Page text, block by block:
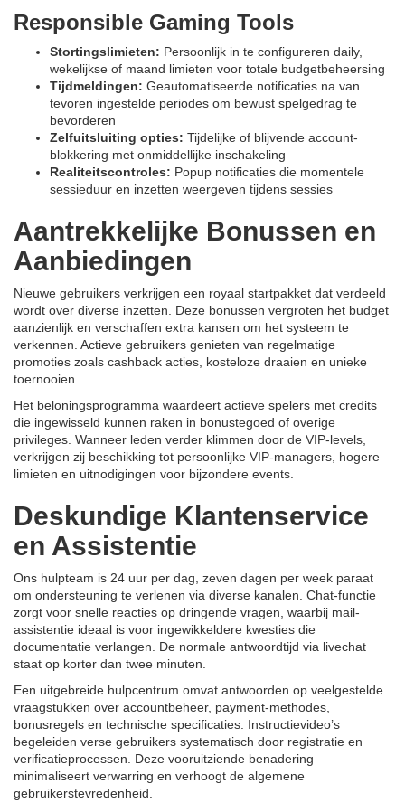
Responsible Gaming Tools
Stortingslimieten: Persoonlijk in te configureren daily,
wekelijkse of maand limieten voor totale budgetbeheersing
Tijdmeldingen: Geautomatiseerde notificaties na van
tevoren ingestelde periodes om bewust spelgedrag te
bevorderen
Zelfuitsluiting opties: Tijdelijke of blijvende account-
blokkering met onmiddellijke inschakeling
Realiteitscontroles: Popup notificaties die momentele
sessieduur en inzetten weergeven tijdens sessies
Aantrekkelijke Bonussen en
Aanbiedingen
Nieuwe gebruikers verkrijgen een royaal startpakket dat verdeeld
wordt over diverse inzetten. Deze bonussen vergroten het budget
aanzienlijk en verschaffen extra kansen om het systeem te
verkennen. Actieve gebruikers genieten van regelmatige
promoties zoals cashback acties, kosteloze draaien en unieke
toernooien.
Het beloningsprogramma waardeert actieve spelers met credits
die ingewisseld kunnen raken in bonustegoed of overige
privileges. Wanneer leden verder klimmen door de VIP-levels,
verkrijgen zij beschikking tot persoonlijke VIP-managers, hogere
limieten en uitnodigingen voor bijzondere events.
Deskundige Klantenservice
en Assistentie
Ons hulpteam is 24 uur per dag, zeven dagen per week paraat
om ondersteuning te verlenen via diverse kanalen. Chat-functie
zorgt voor snelle reacties op dringende vragen, waarbij mail-
assistentie ideaal is voor ingewikkeldere kwesties die
documentatie verlangen. De normale antwoordtijd via livechat
staat op korter dan twee minuten.
Een uitgebreide hulpcentrum omvat antwoorden op veelgestelde
vraagstukken over accountbeheer, payment-methodes,
bonusregels en technische specificaties. Instructievideo’s
begeleiden verse gebruikers systematisch door registratie en
verificatieprocessen. Deze vooruitziende benadering
minimaliseert verwarring en verhoogt de algemene
gebruikerstevredenheid.